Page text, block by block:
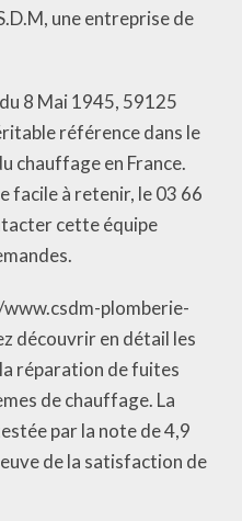
une entreprise de
8 Mai 1945, 59125
référence dans le
chauffage en France.
facile à retenir, le 03 66
cette équipe
plomberie-
découvrir en détail les
réparation de fuites
de chauffage. La
par la note de 4,9
de la satisfaction de